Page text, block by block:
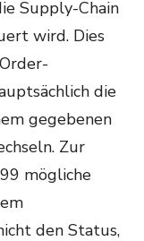
Supply-Chain
wird. Dies
die
gegebenen
Zur
mögliche
den Status,